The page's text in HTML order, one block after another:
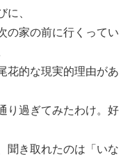
に、
の家の前に行くってい
花的な現実的理由があ
り過ぎてみたわけ。好
聞き取れたのは「いな